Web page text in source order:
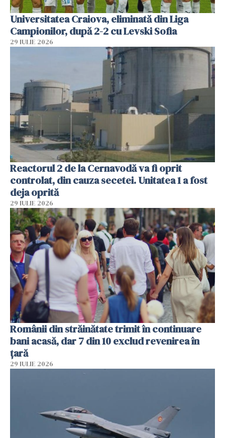
Universitatea Craiova, eliminată din Liga
Campionilor, după 2-2 cu Levski Sofia
29 IULIE 2026
Reactorul 2 de la Cernavodă va fi oprit
controlat, din cauza secetei. Unitatea 1 a fost
deja oprită
29 IULIE 2026
Românii din străinătate trimit în continuare
bani acasă, dar 7 din 10 exclud revenirea în
țară
29 IULIE 2026